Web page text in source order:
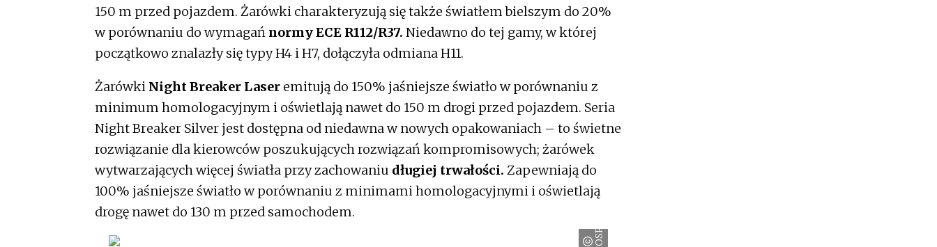
150 m przed pojazdem. Żarówki charakteryzują się także światłem bielszym do 20%
w porównaniu do wymagań normy ECE R112/R37. Niedawno do tej gamy, w której
początkowo znalazły się typy H4 i H7, dołączyła odmiana H11.
Żarówki Night Breaker Laser emitują do 150% jaśniejsze światło w porównaniu z
minimum homologacyjnym i oświetlają nawet do 150 m drogi przed pojazdem. Seria
Night Breaker Silver jest dostępna od niedawna w nowych opakowaniach – to świetne
rozwiązanie dla kierowców poszukujących rozwiązań kompromisowych; żarówek
wytwarzających więcej światła przy zachowaniu długiej trwałości. Zapewniają do
100% jaśniejsze światło w porównaniu z minimami homologacyjnymi i oświetlają
drogę nawet do 130 m przed samochodem.
OSRAM